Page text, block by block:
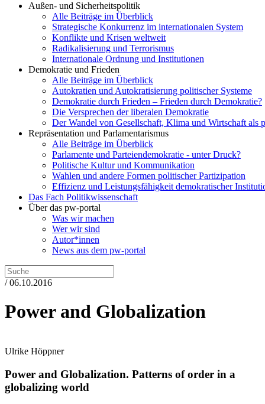
Außen- und Sicherheitspolitik
Alle Beiträge im Überblick
Strategische Konkurrenz im internationalen System
Konflikte und Krisen weltweit
Radikalisierung und Terrorismus
Internationale Ordnung und Institutionen
Demokratie und Frieden
Alle Beiträge im Überblick
Autokratien und Autokratisierung politischer Systeme
Demokratie durch Frieden – Frieden durch Demokratie?
Die Versprechen der liberalen Demokratie
Der Wandel von Gesellschaft, Klima und Wirtschaft als
Repräsentation und Parlamentarismus
Alle Beiträge im Überblick
Parlamente und Parteiendemokratie - unter Druck?
Politische Kultur und Kommunikation
Wahlen und andere Formen politischer Partizipation
Effizienz und Leistungsfähigkeit demokratischer
Das Fach Politikwissenschaft
Über das pw-portal
Was wir machen
Wer wir sind
Autor*innen
News aus dem pw-portal
/ 06.10.2016
Power and Globalization
Ulrike Höppner
Power and Globalization. Patterns of order in a
globalizing world